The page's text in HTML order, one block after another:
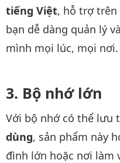
tiếng Việt, hỗ trợ trên
bạn dễ dàng quản lý
mình mọi lúc, mọi nơi.
Bộ nhớ lớn
Với bộ nhớ có thể lưu
dùng, sản phẩm này
đình lớn hoặc nơi làm